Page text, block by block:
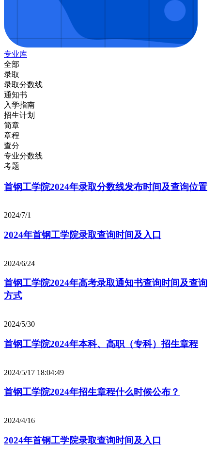
专业库
全部
录取
录取分数线
通知书
入学指南
招生计划
简章
章程
查分
专业分数线
考题
首钢工学院2024年录取分数线发布时间及查询位置
2024/7/1
2024年首钢工学院录取查询时间及入口
2024/6/24
首钢工学院2024年高考录取通知书查询时间及查询
方式
2024/5/30
首钢工学院2024年本科、高职（专科）招生章程
2024/5/17 18:04:49
首钢工学院2024年招生章程什么时候公布？
2024/4/16
2024年首钢工学院录取查询时间及入口